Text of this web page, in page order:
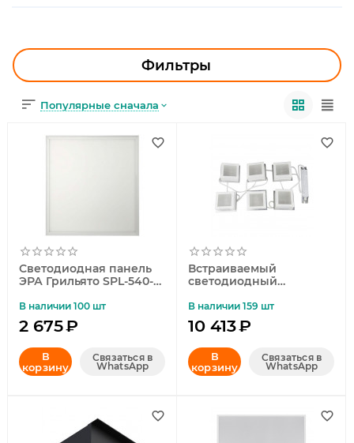
Фильтры
Популярные сначала
Светодиодная панель
ЭРА Грильято SPL-540-
В наличии 100 шт
2 675₽
В
корзину
Связаться в
WhatsApp
Встраиваемый
светодиодный
00007427) Uniel ULP-1010
42W/4000К IP40 Grilyato
White KIT06
В наличии 159 шт
10 413₽
В
корзину
Связаться в
WhatsApp
ОФИСНОЕ ОСВЕЩЕНИЕ
СВЕТОДИОДНАЯ ПОДСВЕТКА
ЛАМПОЧКИ
ПРЕДМЕТЫ ИНТЕРЬЕРА
НОВОГОДНИЕ ТОВАРЫ